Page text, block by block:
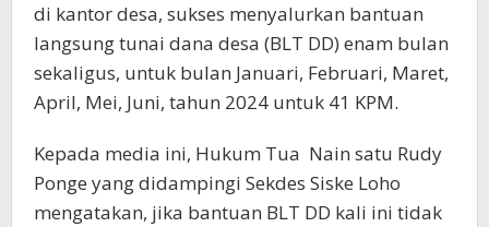
di kantor desa, sukses menyalurkan bantuan
langsung tunai dana desa (BLT DD) enam bulan
sekaligus, untuk bulan Januari, Februari, Maret,
April, Mei, Juni, tahun 2024 untuk 41 KPM.
Kepada media ini, Hukum Tua Nain satu Rudy
Ponge yang didampingi Sekdes Siske Loho
mengatakan, jika bantuan BLT DD kali ini tidak